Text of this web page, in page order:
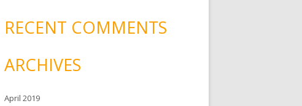
RECENT COMMENTS
ARCHIVES
April 2019